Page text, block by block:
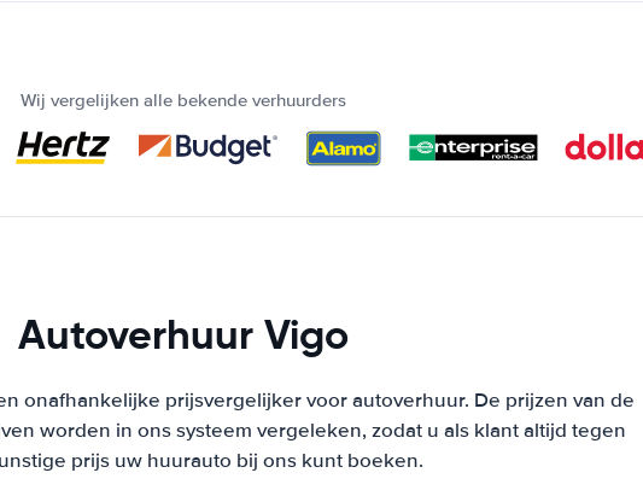
Wij vergelijken alle bekende verhuurders
Autoverhuur Vigo
onafhankelijke prijsvergelijker voor autoverhuur. De prijzen van de
worden in ons systeem vergeleken, zodat u als klant altijd tegen
prijs uw huurauto bij ons kunt boeken.